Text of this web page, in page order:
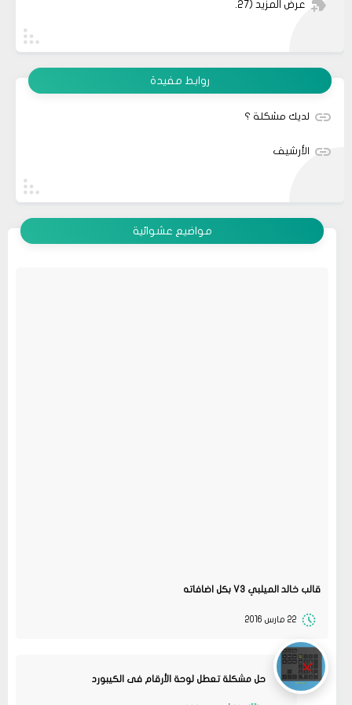
عرض المزيد (27)
روابط مفيدة
لديك مشكلة ؟
الأرشيف
مواضيع عشوائية
قالب خالد الميلبي V3 بكل اضافاته
22 مارس 2016
حل مشكلة تعطل لوحة الأرقام فى الكيبورد